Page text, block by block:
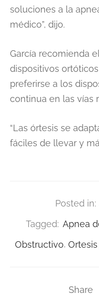
soluciones a la
médico”, dijo.
García recomienda
dispositivos
preferirse a los
continua en las vías
“Las órtesis se
fáciles de llevar y
Posted in:
Tagged: Apnea
Obstructivo,
Share